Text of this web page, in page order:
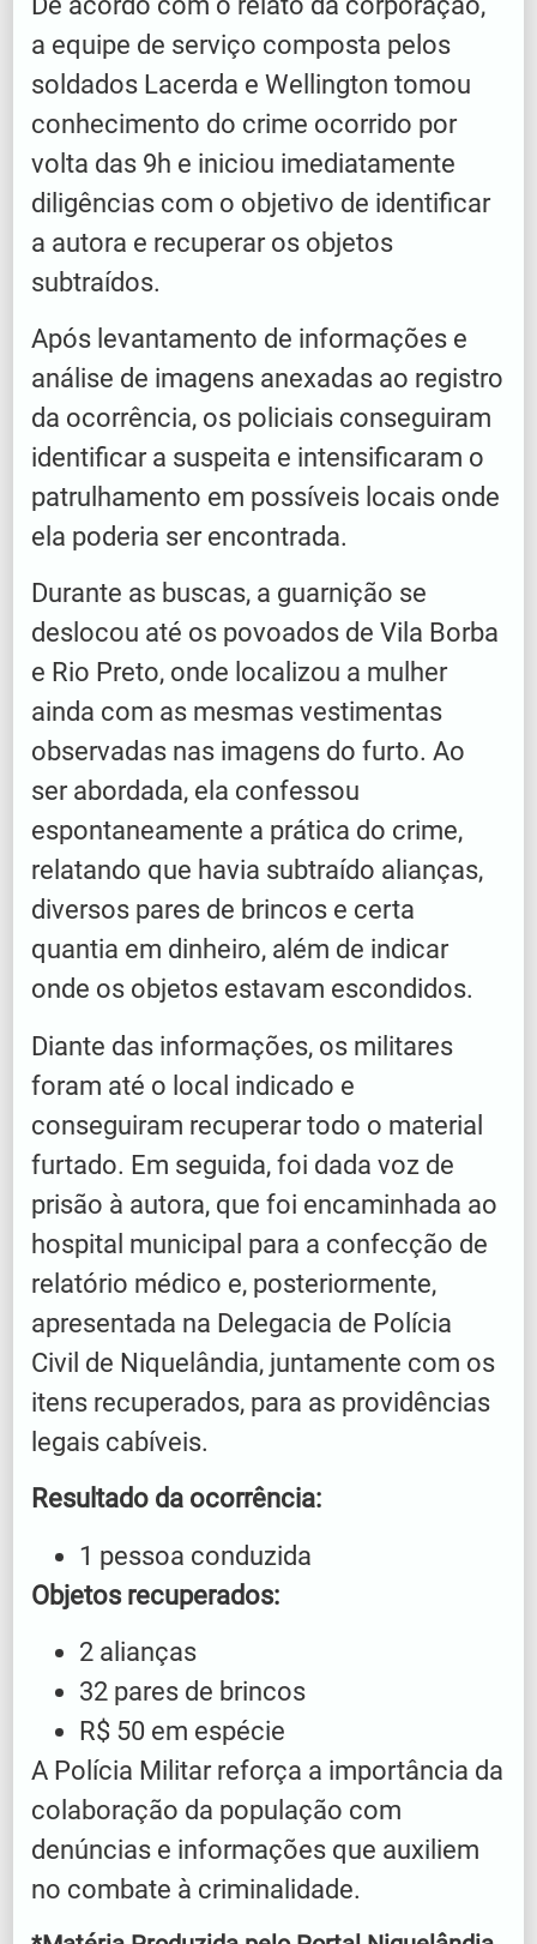
a equipe de serviço composta pelos
soldados Lacerda e Wellington tomou
conhecimento do crime ocorrido por
volta das 9h e iniciou imediatamente
diligências com o objetivo de identificar
a autora e recuperar os objetos
subtraídos.
Após levantamento de informações e
análise de imagens anexadas ao registro
da ocorrência, os policiais conseguiram
identificar a suspeita e intensificaram o
patrulhamento em possíveis locais onde
ela poderia ser encontrada.
Durante as buscas, a guarnição se
deslocou até os povoados de Vila Borba
e Rio Preto, onde localizou a mulher
ainda com as mesmas vestimentas
observadas nas imagens do furto. Ao
ser abordada, ela confessou
espontaneamente a prática do crime,
relatando que havia subtraído alianças,
diversos pares de brincos e certa
quantia em dinheiro, além de indicar
onde os objetos estavam escondidos.
Diante das informações, os militares
foram até o local indicado e
conseguiram recuperar todo o material
furtado. Em seguida, foi dada voz de
prisão à autora, que foi encaminhada ao
hospital municipal para a confecção de
relatório médico e, posteriormente,
apresentada na Delegacia de Polícia
Civil de Niquelândia, juntamente com os
itens recuperados, para as providências
legais cabíveis.
Resultado da ocorrência:
1 pessoa conduzida
Objetos recuperados:
2 alianças
32 pares de brincos
R$ 50 em espécie
A Polícia Militar reforça a importância da
colaboração da população com
denúncias e informações que auxiliem
no combate à criminalidade.